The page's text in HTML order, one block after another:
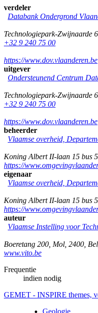
verdeler
Databank Ondergrond
Technologiepark-Zwijnaarde
+32 9 240 75 00
https://www.dov.vlaanderen.be
uitgever
Ondersteunend Centrum
Technologiepark-Zwijnaarde
+32 9 240 75 00
https://www.dov.vlaanderen.be
beheerder
Vlaamse overheid,
Koning Albert II-laan 15 bus
https://
eigenaar
Vlaamse overheid,
Koning Albert II-laan 15 bus
https://
auteur
Vlaamse Instelling voor
Boeretang 200 Mol 2400
www.vito.be
Frequentie
indien nodig
GEMET - INSPIRE themes,
Geologie